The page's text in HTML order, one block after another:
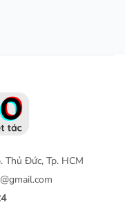
Thủ Đức, Tp. HCM